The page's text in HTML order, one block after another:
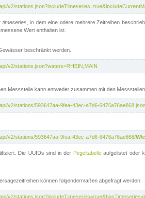
v2/
timeseries , in dem eine odere mehrere Zeitreihen
Wert enthalten ist.
beschränkt werden.
v2/stations.json?waters=RHEIN,MAIN
Messstelle kann entweder zusammen mit den
v2/stations/593647aa-9fea-43ec-a7d6-6476a76ae868.json
v2/stations/593647aa-9fea-43ec-a7d6-6476a76ae868/W/
Die UUIDs sind in der Pegeltabelle aufgelistet oder
können folgendermaßen abgefragt werden:
v2/